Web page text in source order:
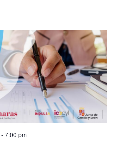
7:00 pm